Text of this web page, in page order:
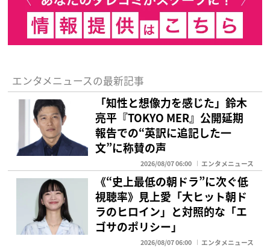
エンタメニュースの最新記事
「知性と想像力を感じた」鈴木
亮平『TOKYO MER』公開延期
報告での“英訳に追記した一
文”に称賛の声
2026/08/07 06:00 エンタメニュース
《“史上最低の朝ドラ”に次ぐ低
視聴率》見上愛「大ヒット朝ド
ラのヒロイン」と対照的な「エ
ゴサのポリシー」
2026/08/07 06:00 エンタメニュース